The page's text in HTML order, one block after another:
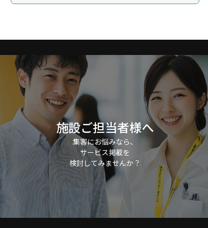
施設ご担当者様へ
集客にお悩みなら、
サービス掲載を
検討してみませんか？